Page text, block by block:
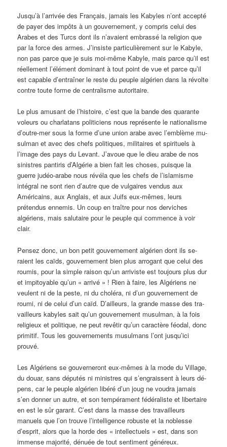
Jusqu’à l’arrivée des Français, jamais les Kabyles n’ont accepté
de payer des impôts à un gouvernement, y compris celui des
Ara­bes et des Turcs dont ils n’avaient embrassé la religion que
par la force des armes. J’insiste particulièrement sur le Kabyle,
non pas parce que je suis moi-même Kabyle, mais parce qu’il est
réellement l’élément dominant à tout point de vue et parce qu’il
est capable d’entraîner le reste du peuple algérien dans la révolte
contre toute forme de centralisme autoritaire.
Le plus amusant de l’histoire, c’est que la bande des quarante
voleurs ou charlatans politiciens nous représente le nationalisme
d’outre-mer sous la forme d’une union arabe avec l’emblème mu­
sulman et avec des chefs politiques, militaires et spirituels à
l’image des pays du Levant. J’avoue que le dieu arabe de nos
sinistres pan­tiris d’Algérie a bien fait les choses, puisque la
guerre judéo-arabe nous révéla que les chefs de l’islamisme
intégral ne sont rien d’autre que de vulgaires vendus aux
Américains, aux Anglais, et aux Juifs eux-mêmes, leurs
prétendus ennemis. Un coup en traître pour nos derviches
algériens, mais salutaire pour le peuple qui commence à voir
clair.
Pensez donc, un bon petit gouvernement algérien dont ils se­
raient les caïds, gouvernement bien plus arrogant que celui des
roumis, pour la simple raison qu’un arriviste est toujours plus dur
et impitoyable qu’un « arrivé » ! Rien à faire, les Algériens ne
veulent ni de la peste, ni du choléra, ni d’un gouvernement de
roumi, ni de celui d’un caïd. D’ailleurs, la grande masse des tra­
vailleurs kabyles sait qu’un gouvernement musulman, à la fois
re­ligieux et politique, ne peut revêtir qu’un caractère féodal, donc
primitif. Tous les gouvernements musulmans l’ont jusqu’ici
prouvé.
Les Algériens se gouverneront eux-mêmes à la mode du Village,
du douar, sans députés ni ministres qui s’engraissent à leurs dé­
pens, car le peuple algérien libéré d’un joug ne voudra jamais
s’en donner un autre, et son tempérament fédéraliste et libertaire
en est le sûr garant. C’est dans la masse des travailleurs
manuels que l’on trouve l’intelligence robuste et la noblesse
d’esprit, alors que la horde des « intellectuels » est, dans son
immense majorité, dénuée de tout sentiment généreux.